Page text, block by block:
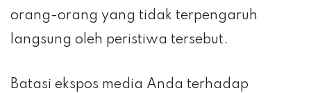
orang-orang yang tidak terpengaruh
langsung oleh peristiwa tersebut.
Batasi ekspos media Anda terhadap